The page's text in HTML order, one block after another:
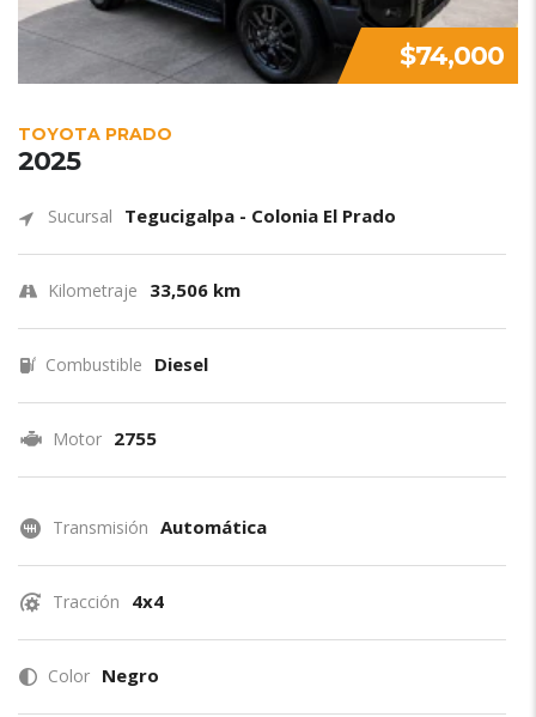
$74,000
TOYOTA PRADO
2025
Sucursal Tegucigalpa - Colonia El Prado
Kilometraje 33,506 km
Combustible Diesel
Motor 2755
Transmisión Automática
Tracción 4x4
Color Negro